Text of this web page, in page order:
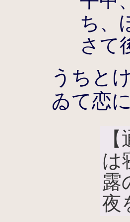
ち、
さて
うちと
ゐて恋
は
露
夜